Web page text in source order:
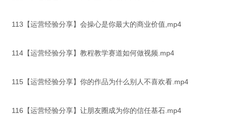
113【运营经验分享】会操心是你最大的商业价值,mp4
114【运营经验分享】教程教学赛道如何做视频.mp4
115【运营经验分享】你的作品为什么别人不喜欢看.mp4
116【运营经验分享】让朋友圈成为你的信任基石.mp4